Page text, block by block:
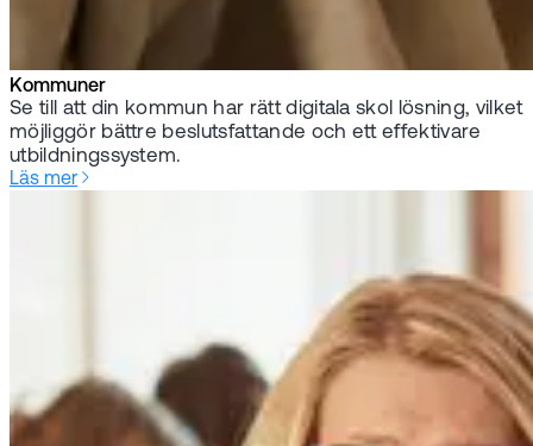
Kommuner
Se till att din kommun har rätt digitala skol lösning, vilket
möjliggör bättre beslutsfattande och ett effektivare
utbildningssystem.
Läs mer